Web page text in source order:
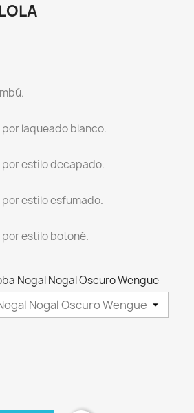
laqueado blanco.
estilo decapado.
estilo esfumado.
estilo botoné.
Nogal Nogal Oscuro Wengue